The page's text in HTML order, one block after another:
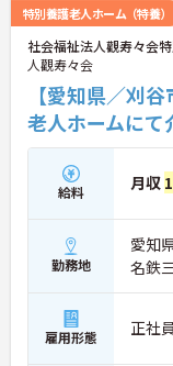
特別養護老人ホーム（特養）
社会福祉法人觀寿々会
人觀寿々会
【愛知県／刈
老人ホームに
給料 月収
勤務地
愛知
名鉄
雇用形態 正社